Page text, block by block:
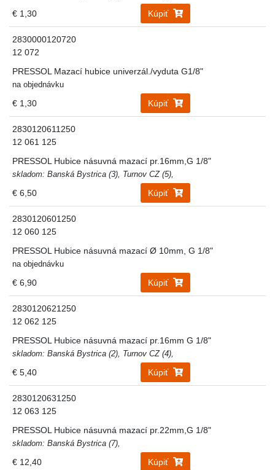
€ 1,30 Kúpiť
2830000120720
12 072
PRESSOL Mazací hubice univerzál./vyduta G1/8"
na objednávku
€ 1,30 Kúpiť
2830120611250
12 061 125
PRESSOL Hubice násuvná mazací pr.16mm,G 1/8"
skladom: Banská Bystrica (3), Turnov CZ (5),
€ 6,50 Kúpiť
2830120601250
12 060 125
PRESSOL Hubice násuvná mazací Ø 10mm, G 1/8"
na objednávku
€ 6,90 Kúpiť
2830120621250
12 062 125
PRESSOL Hubice násuvná mazací pr.16mm G 1/8"
skladom: Banská Bystrica (2), Turnov CZ (4),
€ 5,40 Kúpiť
2830120631250
12 063 125
PRESSOL Hubice násuvná mazací pr.22mm,G 1/8"
skladom: Banská Bystrica (7),
€ 12,40 Kúpiť